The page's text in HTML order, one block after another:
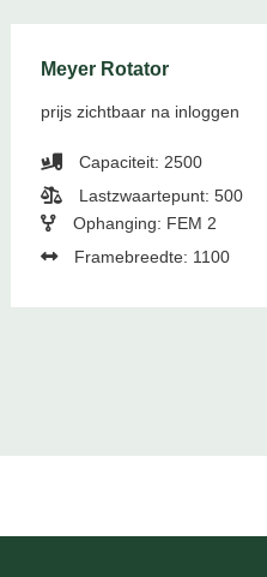
Meyer Rotator
prijs zichtbaar na inloggen
Capaciteit: 2500
Lastzwaartepunt: 500
Ophanging: FEM 2
Framebreedte: 1100